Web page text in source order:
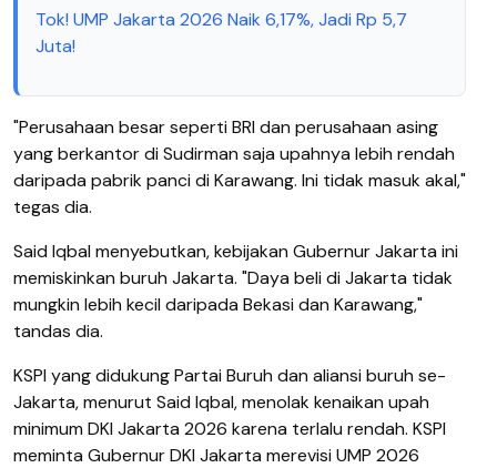
Tok! UMP Jakarta 2026 Naik 6,17%, Jadi Rp 5,7
Juta!
"Perusahaan besar seperti BRI dan perusahaan asing
yang berkantor di Sudirman saja upahnya lebih rendah
daripada pabrik panci di Karawang. Ini tidak masuk akal,"
tegas dia.
Said Iqbal menyebutkan, kebijakan Gubernur Jakarta ini
memiskinkan buruh Jakarta. "Daya beli di Jakarta tidak
mungkin lebih kecil daripada Bekasi dan Karawang,"
tandas dia.
KSPI yang didukung Partai Buruh dan aliansi buruh se-
Jakarta, menurut Said Iqbal, menolak kenaikan upah
minimum DKI Jakarta 2026 karena terlalu rendah. KSPI
meminta Gubernur DKI Jakarta merevisi UMP 2026